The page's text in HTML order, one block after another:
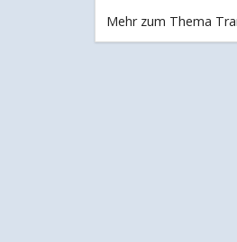
Mehr zum Thema